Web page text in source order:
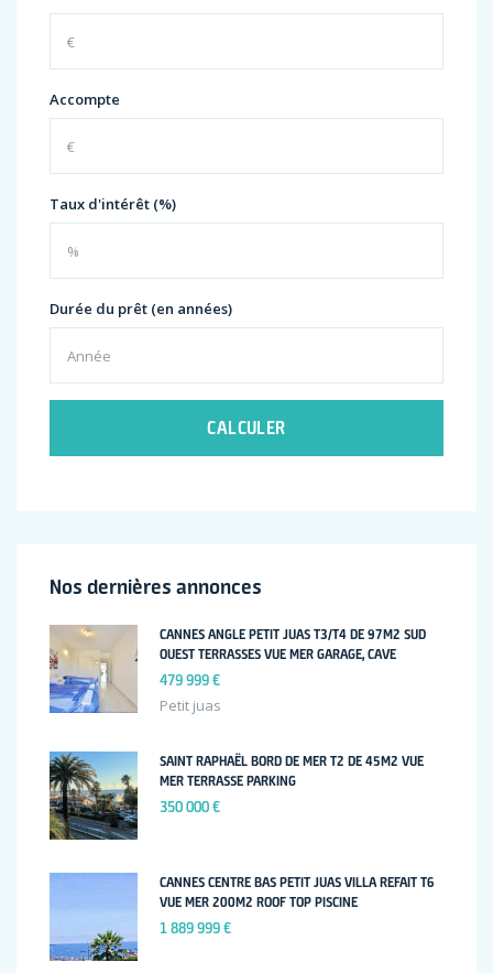
Accompte
Taux d'intérêt (%)
Durée du prêt (en années)
CALCULER
Nos dernières annonces
CANNES ANGLE PETIT JUAS T3/T4 DE 97M2 SUD
OUEST TERRASSES VUE MER GARAGE, CAVE
479 999 €
Petit juas
SAINT RAPHAËL BORD DE MER T2 DE 45M2 VUE
MER TERRASSE PARKING
350 000 €
CANNES CENTRE BAS PETIT JUAS VILLA REFAIT T6
VUE MER 200M2 ROOF TOP PISCINE
1 889 999 €